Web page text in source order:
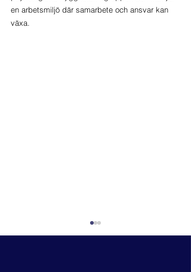
en arbetsmiljö där samarbete och ansvar kan
växa.